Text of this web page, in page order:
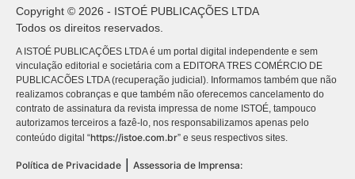
Copyright © 2026 - ISTOÉ PUBLICAÇÕES LTDA
Todos os direitos reservados.
A ISTOÉ PUBLICAÇÕES LTDA é um portal digital independente e sem
vinculação editorial e societária com a EDITORA TRES COMÉRCIO DE
PUBLICACÕES LTDA (recuperação judicial). Informamos também que não
realizamos cobranças e que também não oferecemos cancelamento do
contrato de assinatura da revista impressa de nome ISTOÉ, tampouco
autorizamos terceiros a fazê-lo, nos responsabilizamos apenas pelo
conteúdo digital “https://istoe.com.br” e seus respectivos sites.
Política de Privacidade Assessoria de Imprensa: